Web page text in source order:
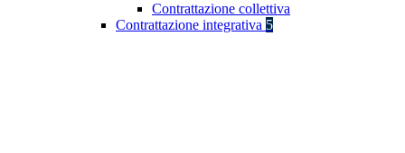
Contrattazione collettiva
Contrattazione integrativa 5